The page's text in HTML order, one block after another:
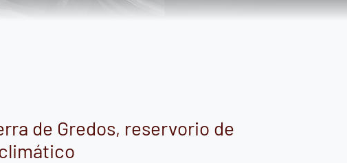
de Gredos, reservorio de